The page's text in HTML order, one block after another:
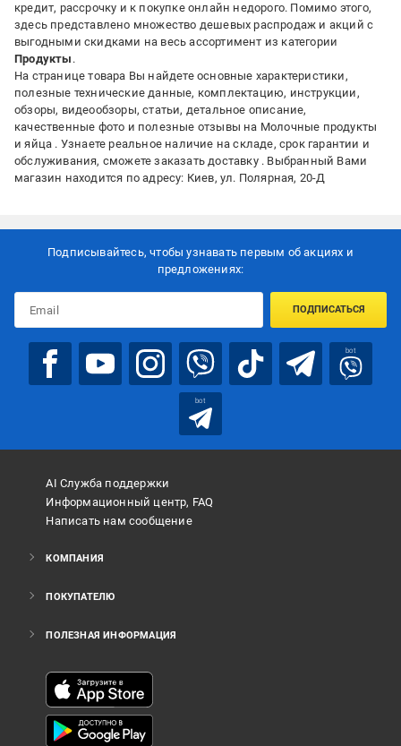
кредит, рассрочку и к покупке онлайн недорого. Помимо этого,
здесь представлено множество дешевых распродаж и акций с
выгодными скидками на весь ассортимент из категории
Продукты .
На странице товара Вы найдете основные характеристики,
полезные технические данные, комплектацию, инструкции,
обзоры, видеообзоры, статьи, детальное описание,
качественные фото и полезные отзывы на Молочные продукты
и яйца . Узнаете реальное наличие на складе, срок гарантии и
обслуживания, сможете заказать доставку . Выбранный Вами
магазин находится по адресу: Киев, ул. Полярная, 20-Д
Подписывайтесь, чтобы узнавать первым об акцияx и
предложениях:
ПОДПИСАТЬСЯ
bot
bot
AI Служба поддержки
Информационный центр, FAQ
Написать нам сообщение
КОМПАНИЯ
ПОКУПАТЕЛЮ
ПОЛЕЗНАЯ ИНФОРМАЦИЯ